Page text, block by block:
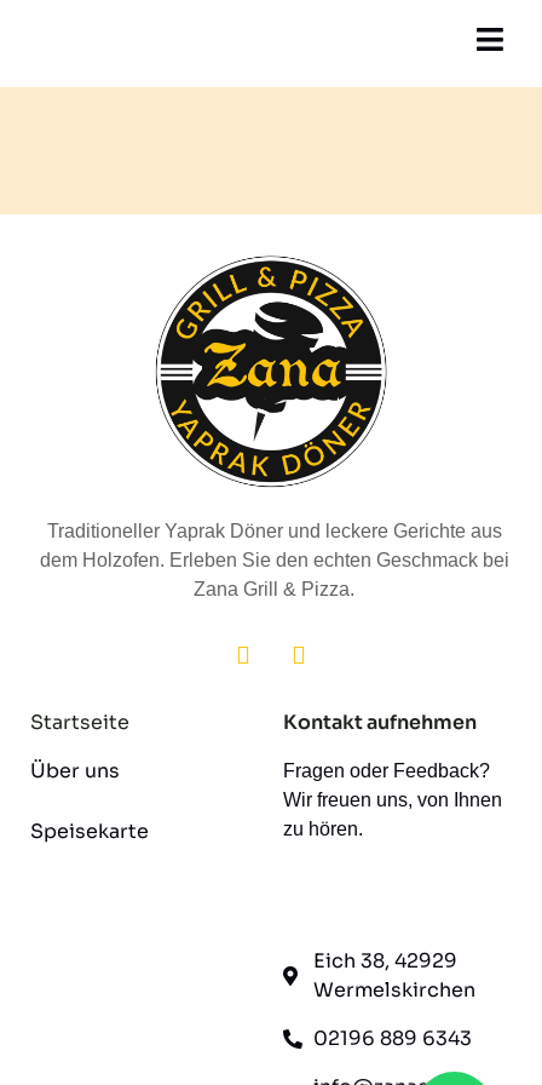
Traditioneller Yaprak Döner und leckere Gerichte aus
dem Holzofen. Erleben Sie den echten Geschmack bei
Zana Grill & Pizza.
Startseite
Über uns
Speisekarte
Kontakt aufnehmen
Fragen oder Feedback?
Wir freuen uns, von Ihnen
zu hören.
Eich 38, 42929
Wermelskirchen
02196 889 6343